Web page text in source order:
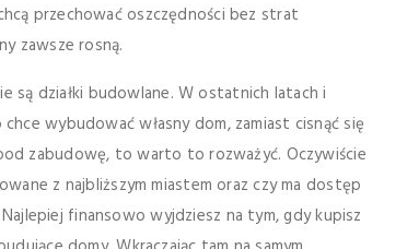
przechować oszczędności bez strat
zawsze rosną.
są działki budowlane. W ostatnich latach i
wybudować własny dom, zamiast cisnąć się
zabudowę, to warto to rozważyć. Oczywiście
z najbliższym miastem oraz czy ma dostęp
finansowo wyjdziesz na tym, gdy kupisz